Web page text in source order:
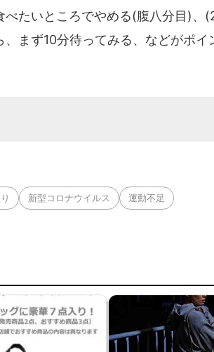
べたいところでやめる(腹八分目)
、まず10分待ってみる、などがポイ
新型コロナウイルス 運動不足